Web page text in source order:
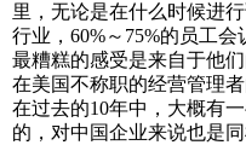
里，无论是在什么时候进
行业，60%～75%的员工
最糟糕的感受是来自于他
在美国不称职的经营管理
在过去的10年中，大概有
的，对中国企业来说也是